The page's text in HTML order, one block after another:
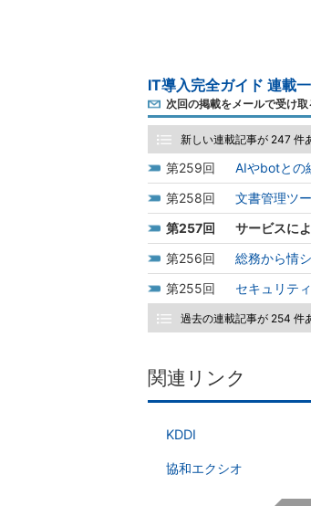
IT導入完全ガイド 連載
次回の掲載をメールで受け取
新しい連載記事が 247 件
259
AIやbotとの
258
文書管理ツ
257
サービスに
256
総務から情
255
セキュリテ
過去の連載記事が 254 件
関連リンク
KDDI
協和エクシオ